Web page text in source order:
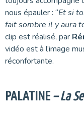
nous épauler : “Et si
fait sombre il y aura
clip est réalisé, par
vidéo est à l’image
réconfortante.
PALATINE – La